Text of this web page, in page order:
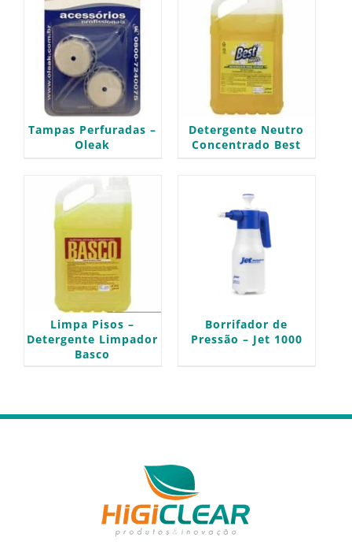
Tampas Perfuradas –
Oleak
Detergente Neutro
Concentrado Best
Limpa Pisos –
Detergente Limpador
Basco
Borrifador de
Pressão – Jet 1000